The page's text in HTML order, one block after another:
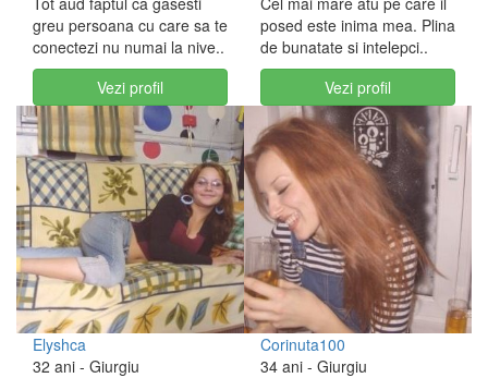
greu persoana cu care sa te
conectezi nu numai la nive..
Vezi profil
posed este inima mea. Plina
de bunatate si intelepci..
Vezi profil
Elyshca
32 ani - Giurgiu
Corinuta100
34 ani - Giurgiu